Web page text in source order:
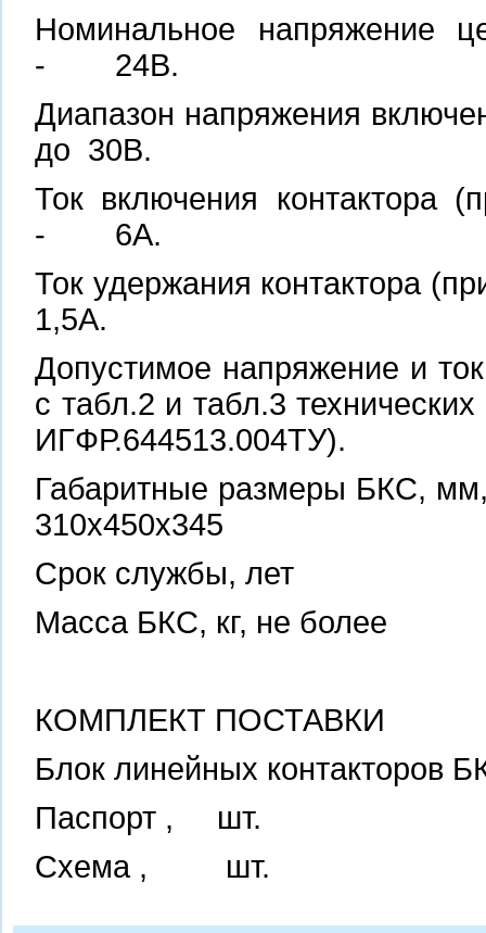
Номинальное напряжение
- 24В.
Диапазон напряжения
до 30В.
Ток включения контактора
- 6А.
Ток удержания контактора
1,5А.
Допустимое напряжение и ток
с табл.2 и табл.3
ИГФР.644513.004ТУ).
Габаритные
310х450х345
Срок
Масса БКС,
КОМПЛЕКТ ПОСТАВКИ
Блок линейных
Схема